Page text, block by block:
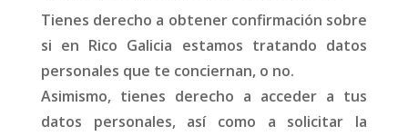
Tienes derecho a obtener confirmación sobre
si en Rico Galicia estamos tratando datos
personales que te conciernan, o no.
Asimismo, tienes derecho a acceder a tus
datos personales, así como a solicitar la